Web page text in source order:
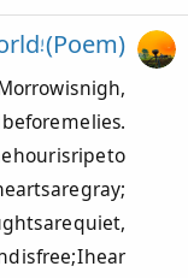
(Poem)!Farewell, O Cold World
is nigh,
me lies.
hour is ripe to
are gray;
are quiet,
is free; I hear...